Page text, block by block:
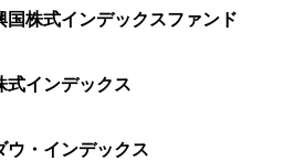
国株式インデックスファンド
式インデックス
・インデックス